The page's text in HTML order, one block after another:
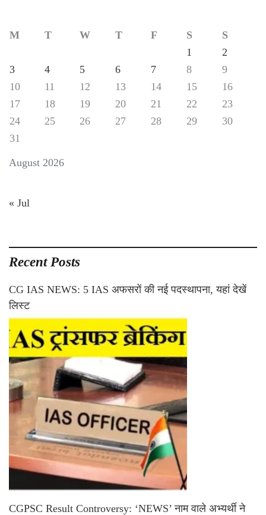
August 2026
M T W T F S
S
1
2
3
4 5 6 7 8
9
10
11 12 13 14 15
16
17
18 19 20 21 22
23
24
25 26 27 28 29
30
31
« Jul
Recent Posts
CG IAS NEWS: 5 IAS अफसरों की नई पदस्थापना, यहां देखें
लिस्ट
CGPSC Result Controversy: ‘NEWS’ नाम वाले अभ्यर्थी ने